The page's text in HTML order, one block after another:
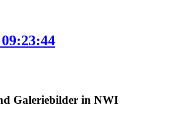
Galeriebilder in NWI